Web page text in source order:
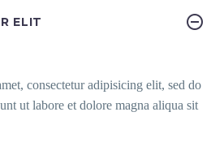
ELIT
consectetur adipisicing elit, sed do
ut labore et dolore magna aliqua sit